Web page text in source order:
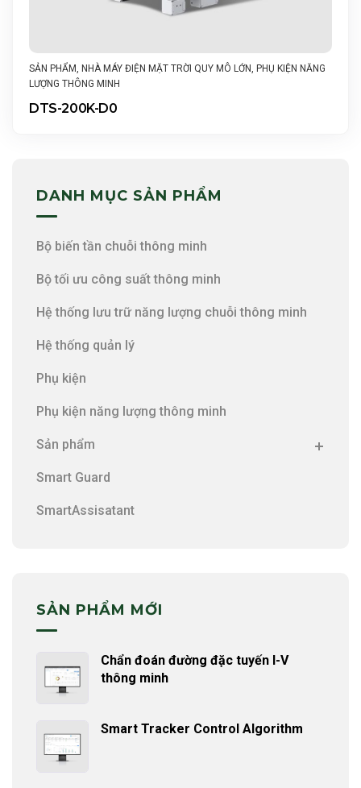
SẢN PHẨM NHÀ MÁY ĐIỆN MẶT TRỜI QUY MÔ LỚN PHỤ KIỆN NĂNG
LƯỢNG THÔNG MINH
DTS-200K-D0
DANH MỤC SẢN PHẨM
Bộ biến tần chuỗi thông minh
Bộ tối ưu công suất thông minh
Hệ thống lưu trữ năng lượng chuỗi thông minh
Hệ thống quản lý
Phụ kiện
Phụ kiện năng lượng thông minh
Sản phẩm
Smart Guard
SmartAssisatant
SẢN PHẨM MỚI
Chẩn đoán đường đặc tuyến I-V
thông minh
Smart Tracker Control Algorithm